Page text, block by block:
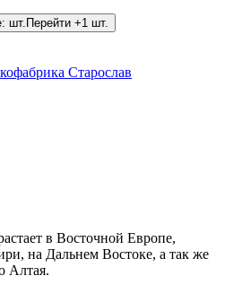
шт. Перейти +1 шт.
в Восточной Европе,
на Дальнем Востоке, а так же
Алтая.